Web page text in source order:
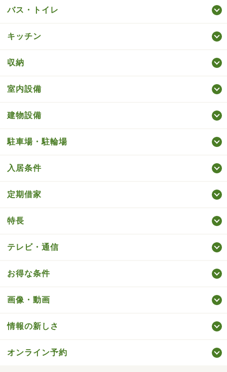
バス・トイレ
キッチン
収納
室内設備
建物設備
駐車場・駐輪場
入居条件
定期借家
特長
テレビ・通信
お得な条件
画像・動画
情報の新しさ
オンライン予約